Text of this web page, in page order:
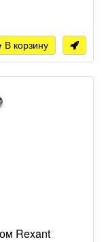
В корзину
Rexant